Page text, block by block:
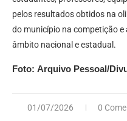
pelos resultados obtidos na
do município na competição
âmbito nacional e estadual.
Foto: Arquivo Pessoal/
01/07/2026 0